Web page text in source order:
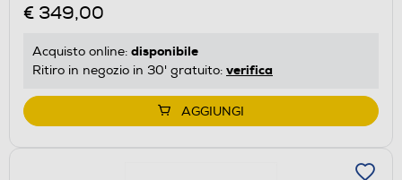
€ 349,00
Acquisto online: disponibile
Ritiro in negozio in 30' gratuito: verifica
AGGIUNGI